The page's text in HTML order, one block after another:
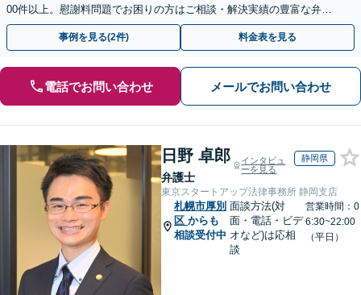
00件以上。慰謝料問題でお困りの方はご相談・解決実績の豊富な弁護
士による無料相談をご利用ください。
事例を見る(2件) 料金表を見る
電話でお問い合わせ メールでお問い合わせ
日野 卓郎
弁護士
インタビュ
ーを見る
静岡県
東京スタートアップ法律事務所 静岡支店
札幌市厚別
区 からも
相談受付中
面談方法(対
面・電話・ビデ
オなど)は応相
談
営業時間：0
6:30~22:00
（平日）